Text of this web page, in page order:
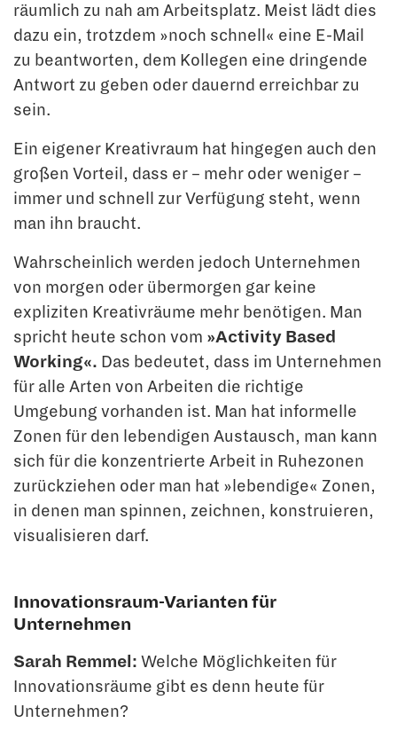
räumlich zu nah am Arbeitsplatz. Meist lädt dies
dazu ein, trotzdem »noch schnell« eine E-Mail
zu beantworten, dem Kollegen eine dringende
Antwort zu geben oder dauernd erreichbar zu
sein.
Ein eigener Kreativraum hat hingegen auch den
großen Vorteil, dass er – mehr oder weniger –
immer und schnell zur Verfügung steht, wenn
man ihn braucht.
Wahrscheinlich werden jedoch Unternehmen
von morgen oder übermorgen gar keine
expliziten Kreativräume mehr benötigen. Man
spricht heute schon vom »Activity Based
Working«. Das bedeutet, dass im Unternehmen
für alle Arten von Arbeiten die richtige
Umgebung vorhanden ist. Man hat informelle
Zonen für den lebendigen Aus­tausch, man kann
sich für die konzentrierte Arbeit in Ruhezonen
zurückziehen oder man hat »lebendige« Zonen,
in denen man spinnen, zeichnen, konstruieren,
visuali­sieren darf.
Innovationsraum-Varianten für
Unternehmen
Sarah Remmel: Welche Möglichkeiten für
Innovationsräume gibt es denn heute für
Unternehmen?